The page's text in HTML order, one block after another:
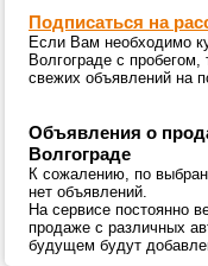
Подписаться на
Если Вам необходимо
Волгограде с
свежих объявлений на
Объявления о
Волгограде
К сожалению, по
нет объявлений.
На сервисе постоянно
продаже с различных
будущем будут